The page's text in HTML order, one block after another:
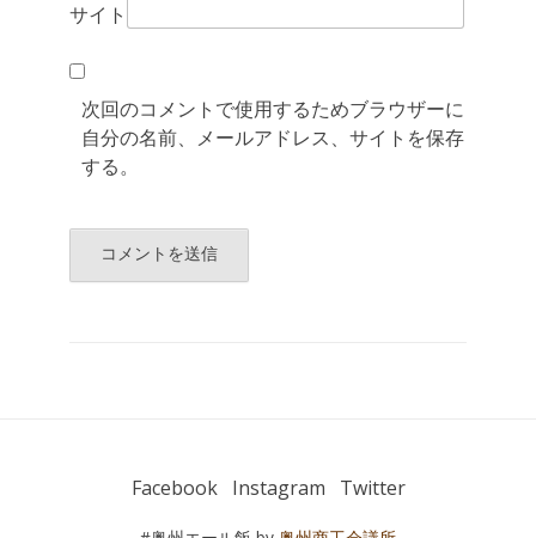
サイト
次回のコメントで使用するためブラウザーに
自分の名前、メールアドレス、サイトを保存
する。
Facebook Instagram Twitter